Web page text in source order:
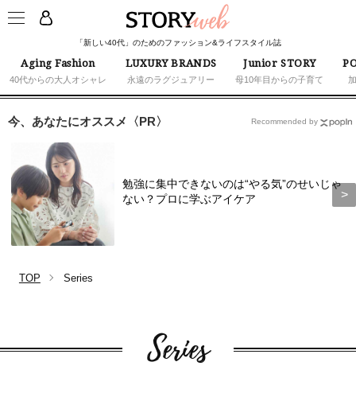
「新しい40代」のためのファッション&ライフスタイル誌
Aging Fashion
40代からの大人オシャレ
LUXURY BRANDS
永遠のラグジュアリー
Junior STORY
母10年目からの子育て
今、あなたにオススメ〈PR〉
勉強に集中できないのは“やる気”のせいじゃ
ない？プロに学ぶアイケア
Recommended by
TOP Series
Series